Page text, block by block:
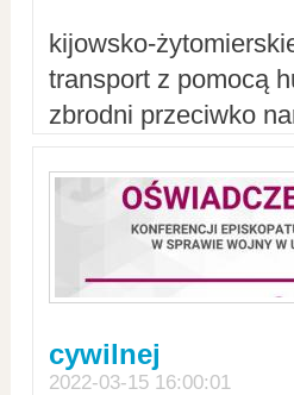
kijowsko-
transport z pomocą
zbrodni przeciwko
cywilnej
2022-03-15 16:00:01